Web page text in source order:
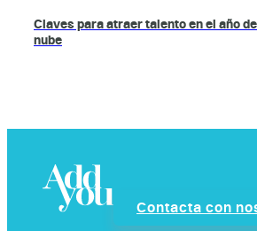
Claves para atraer talento en el año
nube
Contacta con